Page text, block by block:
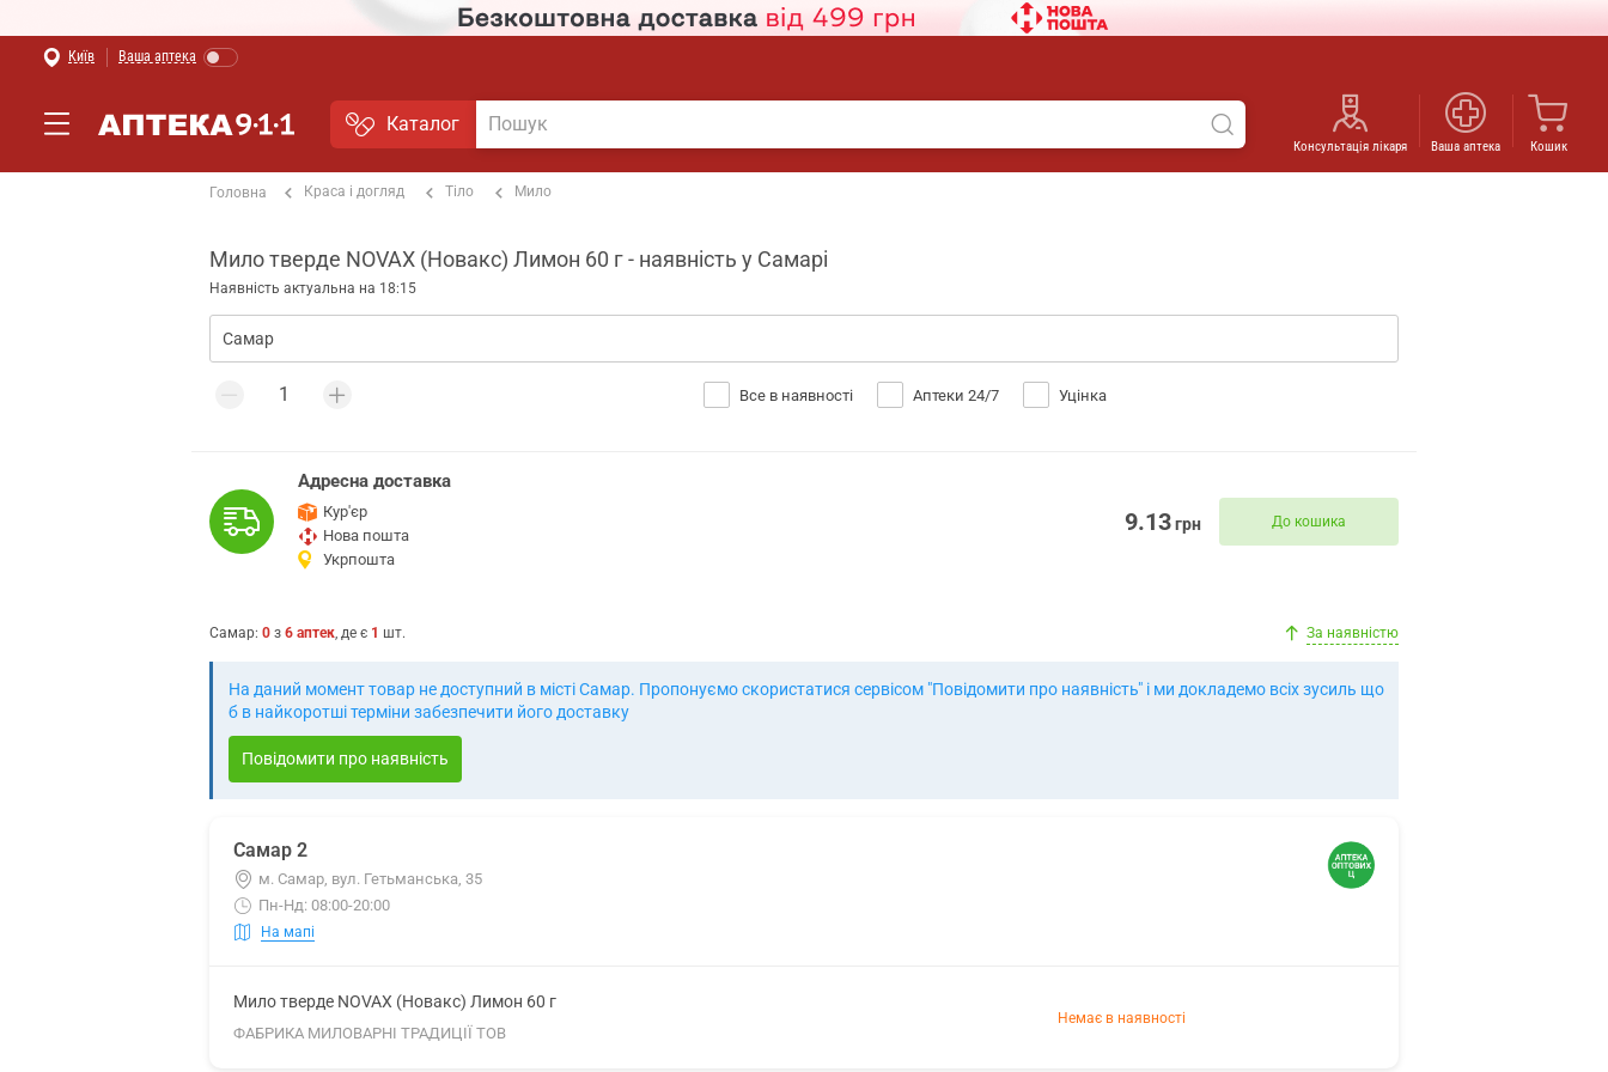
Київ Ваша аптека
Каталог
Консультація лікаря Ваша аптека Кошик
Головна Краса і догляд Тіло Мило
Мило тверде NOVAX (Новакс) Лимон 60 г - наявність у Самарі
Наявність актуальна на 18:15
Все в наявності Аптеки 24/7 Уцінка
Адресна доставка
Кур'єр
Нова пошта
Укрпошта
9.13грн До кошика
Самар: 0 з 6 аптек, де є 1 шт. За наявністю
На даний момент товар не доступний в місті Самар. Пропонуємо скористатися сервісом "Повідомити про наявність" і ми докладемо всіх зусиль що
б в найкоротші терміни забезпечити його доставку
Повідомити про наявність
Самар 2
м. Самар, вул. Гетьманська, 35
Пн-Нд: 08:00-20:00
На мапі
Мило тверде NOVAX (Новакс) Лимон 60 г
ФАБРИКА МИЛОВАРНІ ТРАДИЦІЇ ТОВ
Немає в наявності